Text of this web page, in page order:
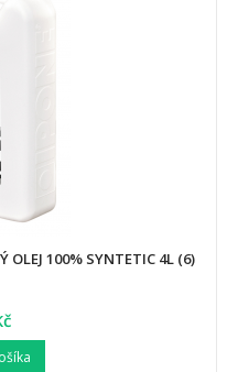
OLEJ 100% SYNTETIC 4L (6)